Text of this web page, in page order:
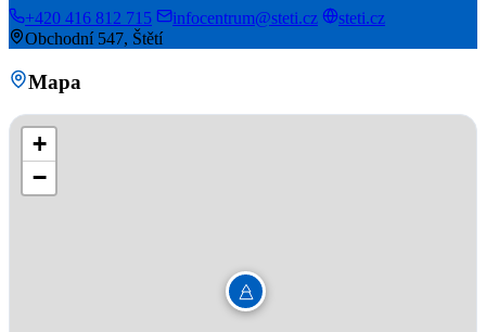
+420 416 812 715 infocentrum@steti.cz
steti.cz
Obchodní 547, Štětí
Mapa
+
−